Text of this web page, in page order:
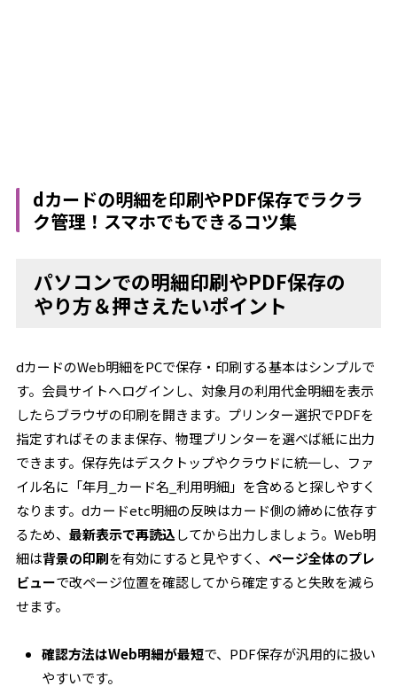
dカードの明細を印刷やPDF保存でラクラ
ク管理！スマホでもできるコツ集
パソコンでの明細印刷やPDF保存の
やり方＆押さえたいポイント
dカードのWeb明細をPCで保存・印刷する基本はシンプルで
す。会員サイトへログインし、対象月の利用代金明細を表示
したらブラウザの印刷を開きます。プリンター選択でPDFを
指定すればそのまま保存、物理プリンターを選べば紙に出力
できます。保存先はデスクトップやクラウドに統一し、ファ
イル名に「年月_カード名_利用明細」を含めると探しやすく
なります。dカードetc明細の反映はカード側の締めに依存す
るため、最新表示で再読込してから出力しましょう。Web明
細は背景の印刷を有効にすると見やすく、 ページ全体のプレ
ビューで改ページ位置を確認してから確定すると失敗を減ら
せます。
確認方法はWeb明細が最短で、PDF保存が汎用的に扱い
やすいです。